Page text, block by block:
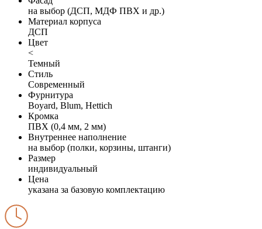
на выбор (ДСП, МДФ ПВХ и др.)
Материал корпуса
ДСП
Цвет
<
Темный
Стиль
Современный
Фурнитура
Boyard, Blum, Hettich
Кромка
ПВХ (0,4 мм, 2 мм)
Внутреннее наполнение
на выбор (полки, корзины, штанги)
Размер
индивидуальный
Цена
указана за базовую комплектацию